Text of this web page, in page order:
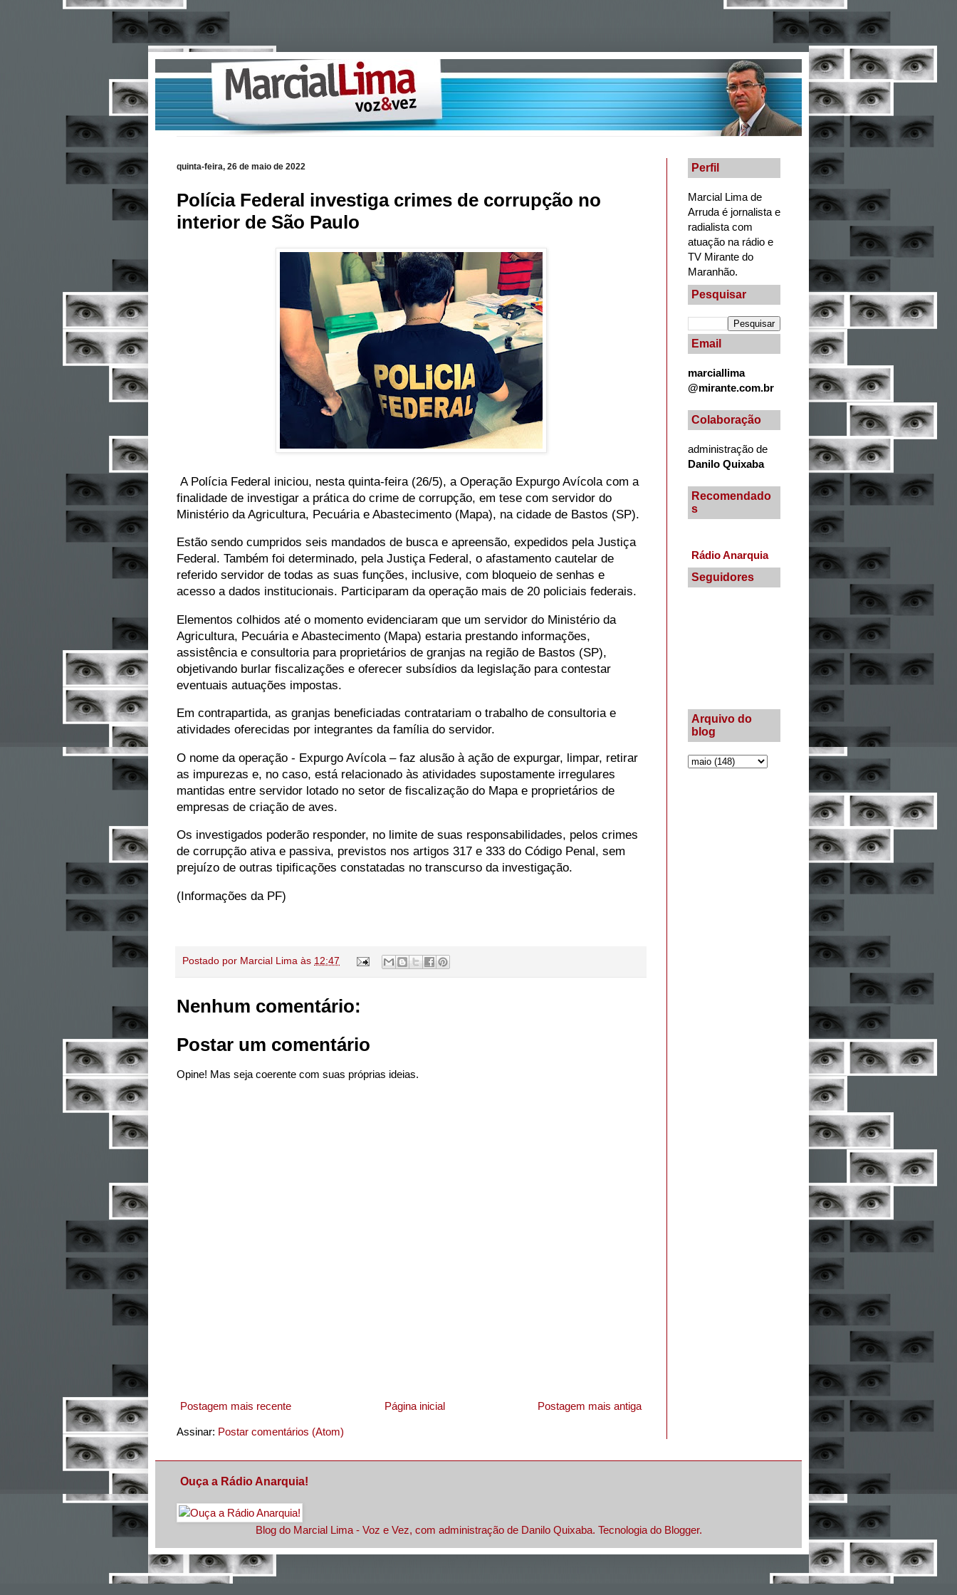
quinta-feira, 26 de maio de 2022
Polícia Federal investiga crimes de corrupção no
interior de São Paulo
A Polícia Federal iniciou, nesta quinta-feira (26/5), a Operação Expurgo Avícola com a
finalidade de investigar a prática do crime de corrupção, em tese com servidor do
Ministério da Agricultura, Pecuária e Abastecimento (Mapa), na cidade de Bastos (SP).
Estão sendo cumpridos seis mandados de busca e apreensão, expedidos pela Justiça
Federal. Também foi determinado, pela Justiça Federal, o afastamento cautelar de
referido servidor de todas as suas funções, inclusive, com bloqueio de senhas e
acesso a dados institucionais. Participaram da operação mais de 20 policiais federais.
Elementos colhidos até o momento evidenciaram que um servidor do Ministério da
Agricultura, Pecuária e Abastecimento (Mapa) estaria prestando informações,
assistência e consultoria para proprietários de granjas na região de Bastos (SP),
objetivando burlar fiscalizações e oferecer subsídios da legislação para contestar
eventuais autuações impostas.
Em contrapartida, as granjas beneficiadas contratariam o trabalho de consultoria e
atividades oferecidas por integrantes da família do servidor.
O nome da operação - Expurgo Avícola – faz alusão à ação de expurgar, limpar, retirar
as impurezas e, no caso, está relacionado às atividades supostamente irregulares
mantidas entre servidor lotado no setor de fiscalização do Mapa e proprietários de
empresas de criação de aves.
Os investigados poderão responder, no limite de suas responsabilidades, pelos crimes
de corrupção ativa e passiva, previstos nos artigos 317 e 333 do Código Penal, sem
prejuízo de outras tipificações constatadas no transcurso da investigação.
(Informações da PF)
Postado por Marcial Lima às 12:47
Nenhum comentário:
Postar um comentário
Opine! Mas seja coerente com suas próprias ideias.
Postagem mais recente Postagem mais antiga
Página inicial
Assinar: Postar comentários (Atom)
Perfil
Marcial Lima de
Arruda é jornalista e
radialista com
atuação na rádio e
TV Mirante do
Maranhão.
Pesquisar
Email
marciallima
@mirante.com.br
Colaboração
administração de
Danilo Quixaba
Recomendado
s
Rádio Anarquia
Seguidores
Arquivo do
blog
Ouça a Rádio Anarquia!
Blog do Marcial Lima - Voz e Vez, com administração de Danilo Quixaba. Tecnologia do Blogger.